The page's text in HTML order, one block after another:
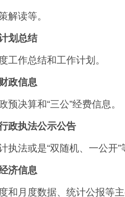
解读等。
划总结
工作总结和工作计划。
政信息
预决算和“三公”经费信息。
行政执法公示公告
执法或是“双随机、一公开
济信息
和月度数据、统计公报等